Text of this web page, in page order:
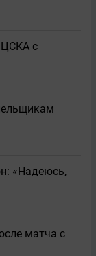
ЦСКА с
«Надеюсь,
матча с